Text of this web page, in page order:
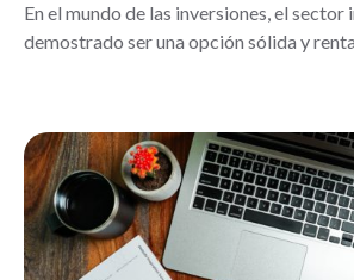
En el mundo de las inversiones, el
demostrado ser una opción sólida y